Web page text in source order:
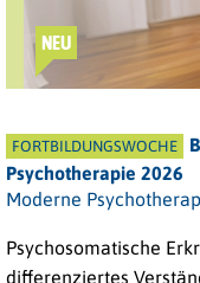
NEU
FORTBILDUNGSWOCHE
Psychotherapie 2026
Moderne
Psychosomatische
differenziertes